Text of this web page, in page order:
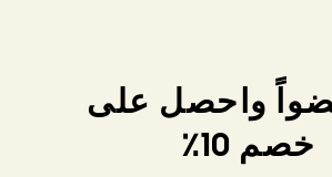
واحصل على
خصم 10٪